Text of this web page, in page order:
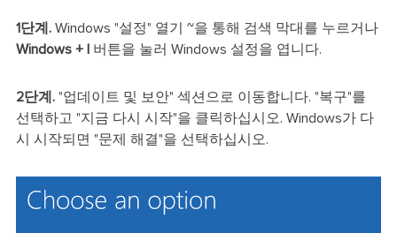
1단계.Windows "설정" 열기 ~을 통해 검색 막대를 누르거나
Windows + l
버튼을 눌러 Windows 설정을 엽니다.
2단계."업데이트 및 보안" 섹션으로 이동합니다. "복구"를
선택하고 "지금 다시 시작"을 클릭하십시오. Windows가 다
시 시작되면 "문제 해결"을 선택하십시오.